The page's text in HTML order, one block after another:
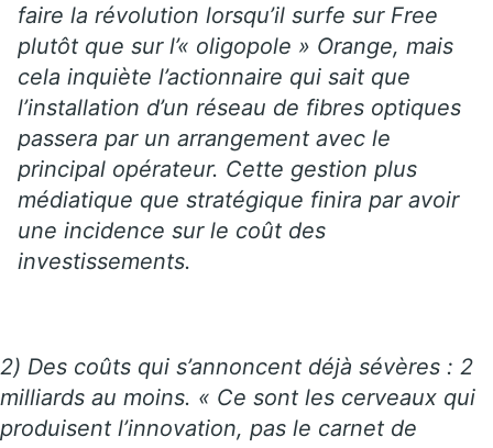
faire la révolution lorsqu’il surfe sur Free
plutôt que sur l’« oligopole » Orange, mais
cela inquiète l’actionnaire qui sait que
l’installation d’un réseau de fibres optiques
passera par un arrangement avec le
principal opérateur. Cette gestion plus
médiatique que stratégique finira par avoir
une incidence sur le coût des
investissements.
2) Des coûts qui s’annoncent déjà sévères : 2
milliards au moins. « Ce sont les cerveaux qui
produisent l’innovation, pas le carnet de